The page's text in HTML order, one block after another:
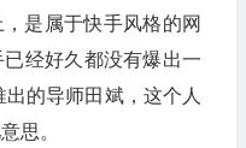
是属于快手风格的网
经好久都没有爆出一
的导师田斌，这个人
思。